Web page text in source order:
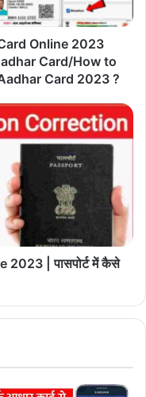
Online 2023
Card/How to
Card 2023 ?
| पासपोर्ट में कैसे